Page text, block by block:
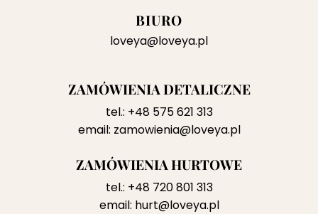
BIURO
loveya@loveya.pl
ZAMÓWIENIA DETALICZNE
tel.: +48 575 621 313
email: zamowienia@loveya.pl
ZAMÓWIENIA HURTOWE
tel.: +48 720 801 313
email: hurt@loveya.pl